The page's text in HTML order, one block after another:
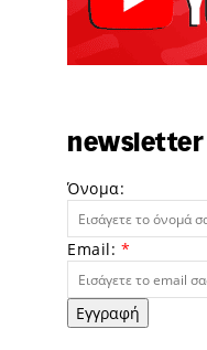
newsletter
Όνομα:
Email: *
Εγγραφή